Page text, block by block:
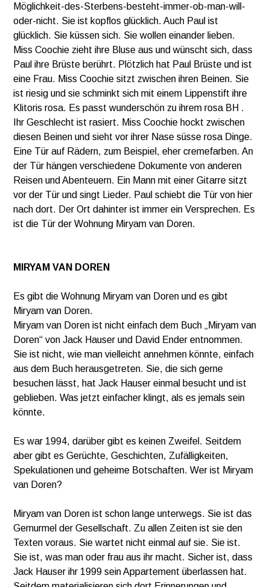
Möglichkeit-des-Sterbens-besteht-immer-ob-man-will-
oder-nicht. Sie ist kopflos glücklich. Auch Paul ist
glücklich. Sie küssen sich. Sie wollen einander lieben.
Miss Coochie zieht ihre Bluse aus und wünscht sich, dass
Paul ihre Brüste berührt. Plötzlich hat Paul Brüste und ist
eine Frau. Miss Coochie sitzt zwischen ihren Beinen. Sie
ist riesig und sie schminkt sich mit einem Lippenstift ihre
Klitoris rosa. Es passt wunderschön zu ihrem rosa BH .
Ihr Geschlecht ist rasiert. Miss Coochie hockt zwischen
diesen Beinen und sieht vor ihrer Nase süsse rosa Dinge.
Eine Tür auf Rädern, zum Beispiel, eher cremefarben. An
der Tür hängen verschiedene Dokumente von anderen
Reisen und Abenteuern. Ein Mann mit einer Gitarre sitzt
vor der Tür und singt Lieder. Paul schiebt die Tür von hier
nach dort. Der Ort dahinter ist immer ein Versprechen. Es
ist die Tür der Wohnung Miryam van Doren.
MIRYAM VAN DOREN
Es gibt die Wohnung Miryam van Doren und es gibt
Miryam van Doren.
Miryam van Doren ist nicht einfach dem Buch „Miryam van
Doren“ von Jack Hauser und David Ender entnommen.
Sie ist nicht, wie man vielleicht annehmen könnte, einfach
aus dem Buch herausgetreten. Sie, die sich gerne
besuchen lässt, hat Jack Hauser einmal besucht und ist
geblieben. Was jetzt einfacher klingt, als es jemals sein
könnte.
Es war 1994, darüber gibt es keinen Zweifel. Seitdem
aber gibt es Gerüchte, Geschichten, Zufälligkeiten,
Spekulationen und geheime Botschaften. Wer ist Miryam
van Doren?
Miryam van Doren ist schon lange unterwegs. Sie ist das
Gemurmel der Gesellschaft. Zu allen Zeiten ist sie den
Texten voraus. Sie wartet nicht einmal auf sie. Sie ist.
Sie ist, was man oder frau aus ihr macht. Sicher ist, dass
Jack Hauser ihr 1999 sein Appartement überlassen hat.